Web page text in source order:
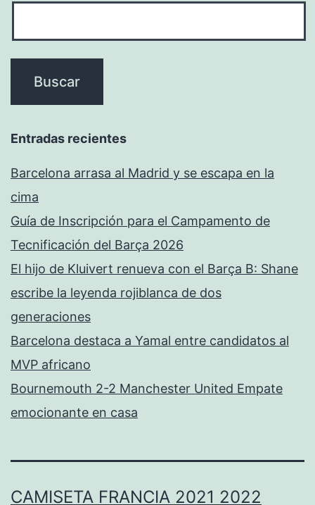
Entradas recientes
Barcelona arrasa al Madrid y se escapa en la
cima
Guía de Inscripción para el Campamento de
Tecnificación del Barça 2026
El hijo de Kluivert renueva con el Barça B: Shane
escribe la leyenda rojiblanca de dos
generaciones
Barcelona destaca a Yamal entre candidatos al
MVP africano
Bournemouth 2-2 Manchester United Empate
emocionante en casa
CAMISETA FRANCIA 2021 2022